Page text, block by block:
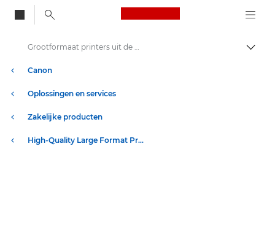
Canon Logo, back
Canon
Oplossingen en services
Zakelijke producten
High-Quality Large Format Printers for CAD/GIS and Stunning Graphics
Grootformaat printers uit de Colorado M-serie: precisie en snelheid